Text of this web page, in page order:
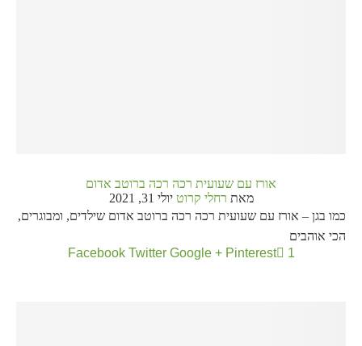
אורז עם שעועית רכה רכה ברוטב אדום
מאת רחלי קרוט יולי 31, 2021
כמו בגן – אורז עם שעועית רכה רכה ברוטב אדום שילדים, ומבוגרים,
הכי אוהבים
1
Facebook Twitter Google + Pinterest